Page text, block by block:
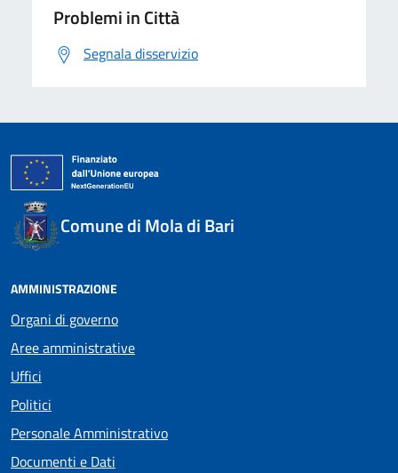
Problemi in Città
Segnala disservizio
Comune di Mola di Bari
AMMINISTRAZIONE
Organi di governo
Aree amministrative
Uffici
Politici
Personale Amministrativo
Documenti e Dati